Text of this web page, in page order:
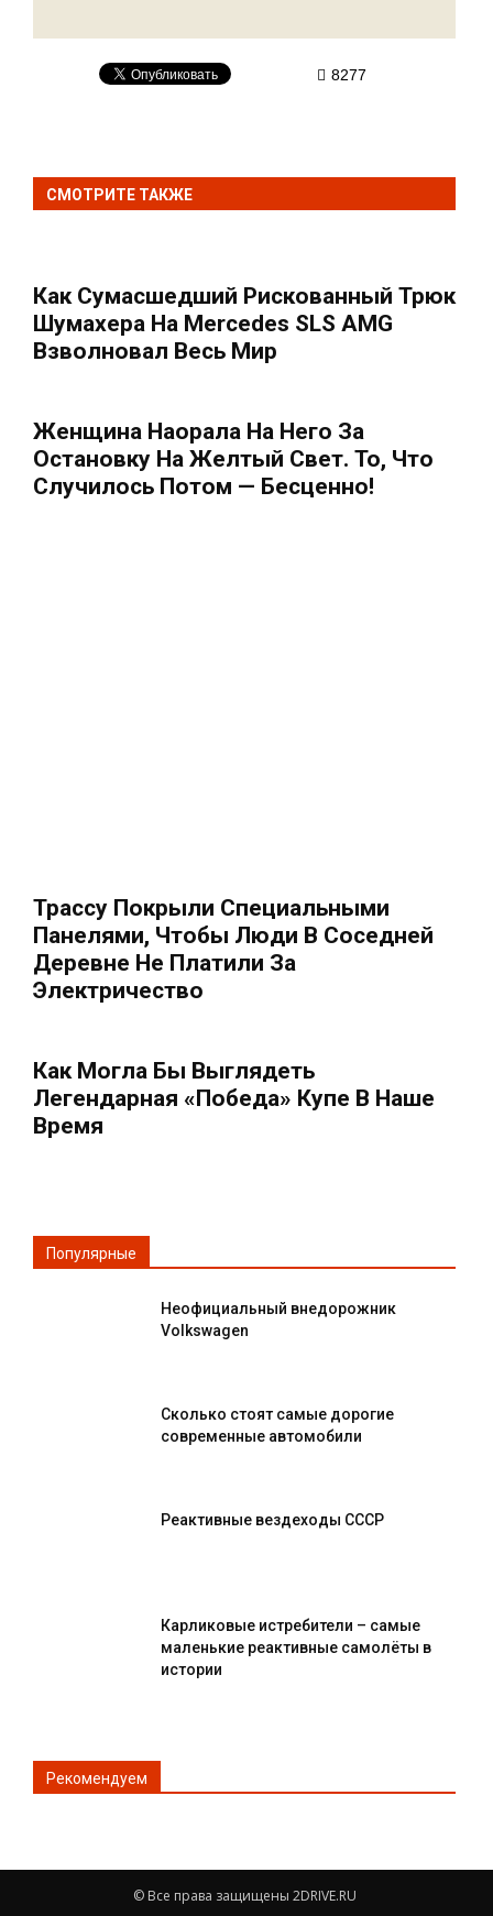
8277
СМОТРИТЕ ТАКЖЕ
Как Сумасшедший Рискованный Трюк
Шумахера На Mercedes SLS AMG
Взволновал Весь Мир
Женщина Наорала На Него За
Остановку На Желтый Свет. То, Что
Случилось Потом — Бесценно!
Трассу Покрыли Специальными
Панелями, Чтобы Люди В Соседней
Деревне Не Платили За
Электричество
Как Могла Бы Выглядеть
Легендарная «Победа» Купе В Наше
Время
Популярные
Неофициальный внедорожник
Volkswagen
Сколько стоят самые дорогие
современные автомобили
Реактивные вездеходы СССР
Карликовые истребители – самые
маленькие реактивные самолёты в
истории
Рекомендуем
© Все права защищены 2DRIVE.RU